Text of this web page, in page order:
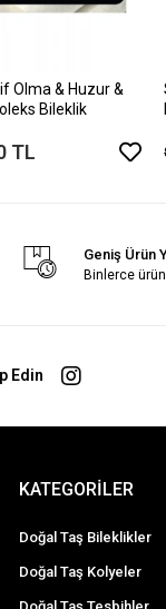
Olma & Huzur &
Bileklik
TL
Geniş Ürün
Binlerce
Edin
KATEGORİLER
Doğal Taş Bileklikler
Doğal Taş Kolyeler